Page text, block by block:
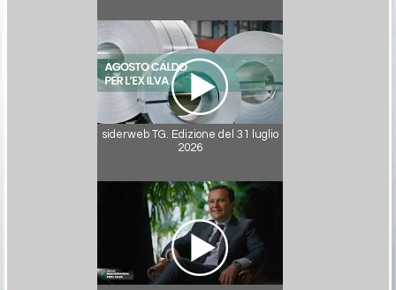
siderweb TG. Edizione del 31 luglio
2026